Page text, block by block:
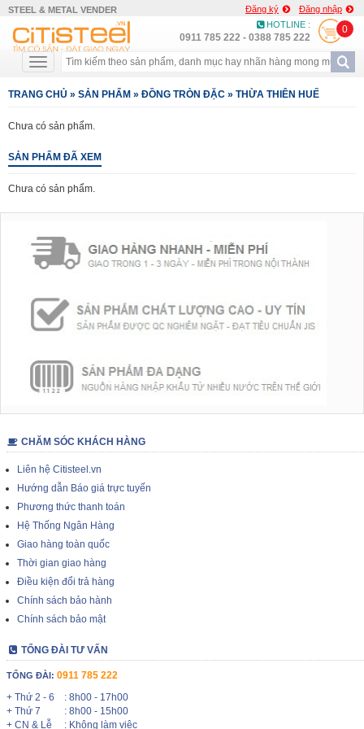
STEEL & METAL VENDER Đăng ký
Đăng nhập
HOTLINE :
0911 785 222 - 0388 785 222
0
TRANG CHỦ » SẢN PHẨM » ĐỒNG TRÒN ĐẶC » THỪA THIÊN HUẾ
Chưa có sản phẩm.
SẢN PHẨM ĐÃ XEM
Chưa có sản phẩm.
CHĂM SÓC KHÁCH HÀNG
Liên hệ Citisteel.vn
Hướng dẫn Báo giá trực tuyến
Phương thức thanh toán
Hệ Thống Ngân Hàng
Giao hàng toàn quốc
Thời gian giao hàng
Điều kiện đổi trả hàng
Chính sách bảo hành
Chính sách bảo mật
TỔNG ĐÀI TƯ VẤN
TỔNG ĐÀI: 0911 785 222
+ Thứ 2 - 6
: 8h00 - 17h00
+ Thứ 7
: 8h00 - 15h00
+ CN & Lễ
: Không làm việc